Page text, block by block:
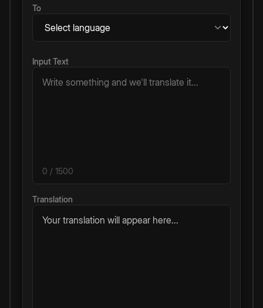
To
Input Text
0 / 1500
Translation
Your translation will appear here...